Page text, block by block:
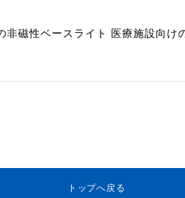
ライトガイド
非磁性ベースライト 医療施設向
トップへ戻る